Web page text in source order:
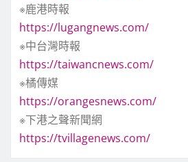
※鹿港時報
https://lugangnews.com/
※中台灣時報
https://taiwancnews.com/
※橘傳媒
https://orangesnews.com/
※下港之聲新聞網
https://tvillagenews.com/